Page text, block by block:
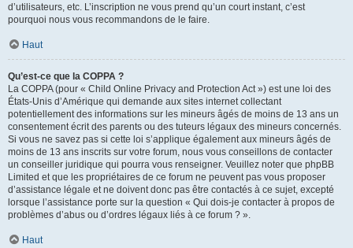
d’utilisateurs, etc. L’inscription ne vous prend qu’un court instant, c’est
pourquoi nous vous recommandons de le faire.
Haut
Qu’est-ce que la COPPA ?
La COPPA (pour « Child Online Privacy and Protection Act ») est une loi des
États-Unis d’Amérique qui demande aux sites internet collectant
potentiellement des informations sur les mineurs âgés de moins de 13 ans un
consentement écrit des parents ou des tuteurs légaux des mineurs concernés.
Si vous ne savez pas si cette loi s’applique également aux mineurs âgés de
moins de 13 ans inscrits sur votre forum, nous vous conseillons de contacter
un conseiller juridique qui pourra vous renseigner. Veuillez noter que phpBB
Limited et que les propriétaires de ce forum ne peuvent pas vous proposer
d’assistance légale et ne doivent donc pas être contactés à ce sujet, excepté
lorsque l’assistance porte sur la question « Qui dois-je contacter à propos de
problèmes d’abus ou d’ordres légaux liés à ce forum ? ».
Haut